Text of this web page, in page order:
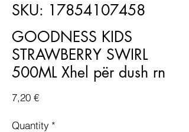
SKU: 17854107458
GOODNESS KIDS
STRAWBERRY SWIRL
500ML Xhel për dush rn
7,20 €Price
Quantity *